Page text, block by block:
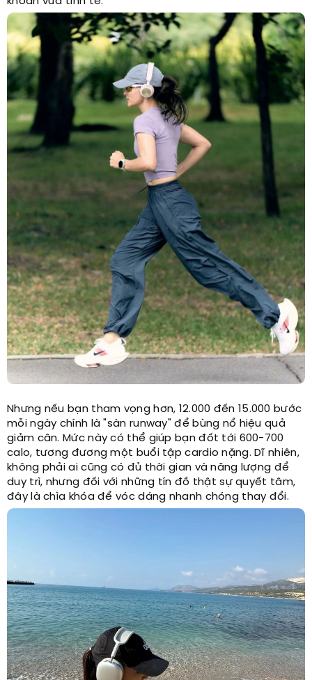
Nhưng nếu bạn tham vọng hơn, 12.000 đến 15.000 bước
mỗi ngày chính là "sàn runway" để bùng nổ hiệu quả
giảm cân. Mức này có thể giúp bạn đốt tới 600-700
calo, tương đương một buổi tập cardio nặng. Dĩ nhiên,
không phải ai cũng có đủ thời gian và năng lượng để
duy trì, nhưng đối với những tín đồ thật sự quyết tâm,
đây là chìa khóa để vóc dáng nhanh chóng thay đổi.